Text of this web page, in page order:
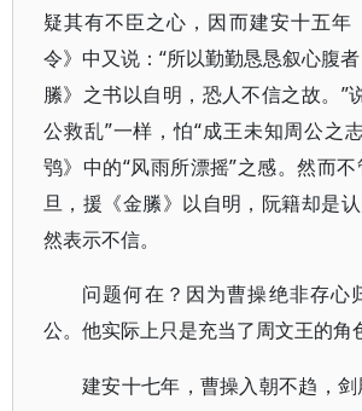
疑其有不臣之心，因而建安十五年
令》中又说：“所以勤勤恳恳叙心腹
縢》之书以自明，恐人不信之故。”
公救乱”一样，怕“成王未知周公之
鸮》中的“风雨所漂摇”之感。然而
旦，援《金縢》以自明，阮籍却是
然表示不信。
问题何在？因为曹操绝非存心
公。他实际上只是充当了周文王的角
建安十七年，曹操入朝不趋，